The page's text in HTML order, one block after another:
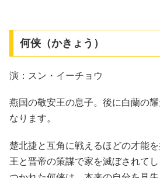
何侠（かきょう）
演：スン・イーチョウ
燕国の敬安王の息子。後に白蘭の
なります。
楚北捷と互角に戦えるほどの才能
王と晋帝の策謀で家を滅ぼされて